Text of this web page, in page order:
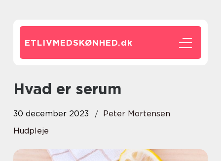
ETLIVMEDSKØNHED.dk
Hvad er serum
30 december 2023
Peter Mortensen
Hudpleje